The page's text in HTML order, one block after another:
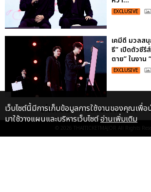
EXCLUSIVE
เคมีดี มวลส
ธี” เปิดตัวซีรี
ตาย” ในงาน
EXCLUSIVE
ประมวลภาพ
ของ ITZY แล
หัวใจส่องสว่
EXCLUSIVE
เกี่ยวกับเรา ติดต่อลงโฆษณา
© 2026 THAITICKETMAJOR All Rights
เว็บไซต์นี้มีการเก็บข้อมูลการใช้งานของคุณเพื่อ
มาใช้วางแผนและบริหารเว็บไซต์อ่านเพิ่มเติม